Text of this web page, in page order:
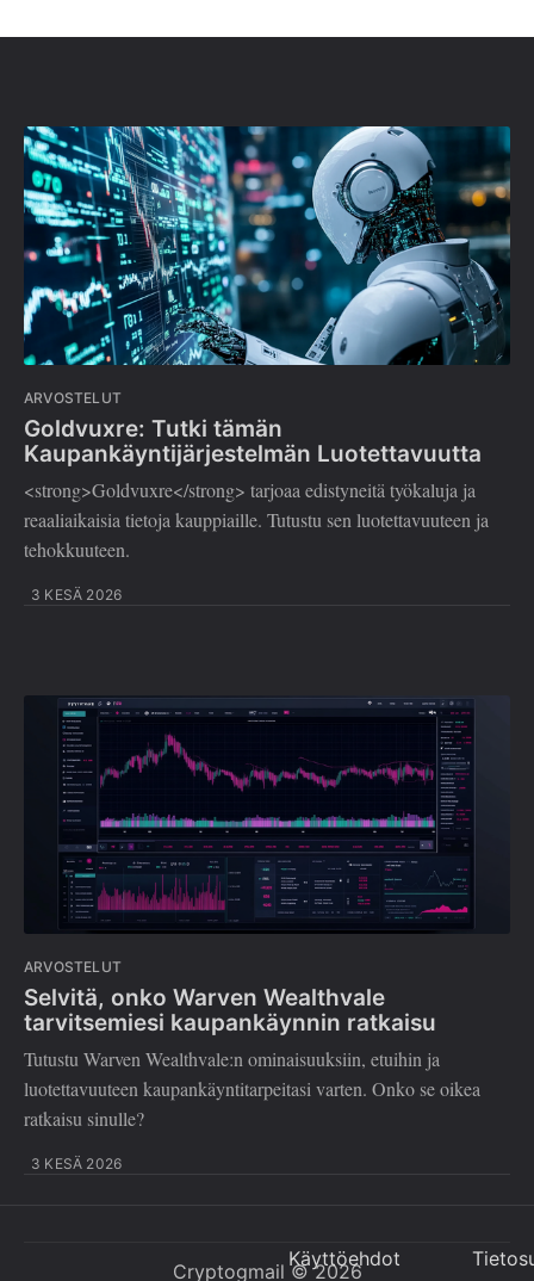
ARVOSTELUT
Goldvuxre: Tutki tämän
Kaupankäyntijärjestelmän Luotettavuutta
<strong>Goldvuxre</strong> tarjoaa edistyneitä työkaluja ja
reaaliaikaisia tietoja kauppiaille. Tutustu sen luotettavuuteen ja
tehokkuuteen.
3 KESÄ 2026
ARVOSTELUT
Selvitä, onko Warven Wealthvale
tarvitsemiesi kaupankäynnin ratkaisu
Tutustu Warven Wealthvale:n ominaisuuksiin, etuihin ja
luotettavuuteen kaupankäyntitarpeitasi varten. Onko se oikea
ratkaisu sinulle?
3 KESÄ 2026
Käyttöehdot
Cryptogmail © 2026